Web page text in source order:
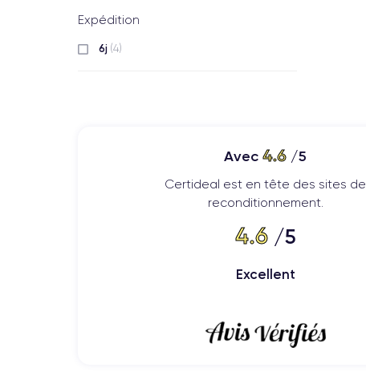
Expédition
6j (4)
Avec4.6 /5
Certideal est en tête des sites de
reconditionnement.
4.6/5
Excellent